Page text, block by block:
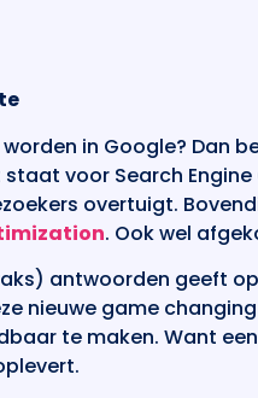
in Google? Dan
voor Search
overtuigt.
. Ook wel
antwoorden geeft
nieuwe game
te maken. Want